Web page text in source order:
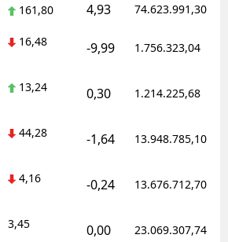
161,80 4,93 74.623.991,30
16,48 -9,99 1.756.323,04
13,24 0,30 1.214.225,68
44,28 -1,64 13.948.785,10
4,16 -0,24 13.676.712,70
3,45 0,00 23.069.307,74